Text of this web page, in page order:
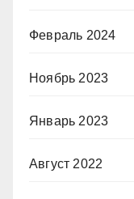
Февраль 2024
Ноябрь 2023
Январь 2023
Август 2022